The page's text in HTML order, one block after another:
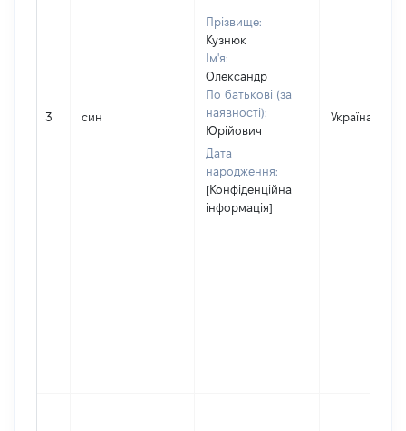
3 син
Прізвище:
Кузнюк
Ім'я:
Олександр
По батькові (за
наявності):
Юрійович
Дата
народження:
[Конфіденційна
інформація]
Україна